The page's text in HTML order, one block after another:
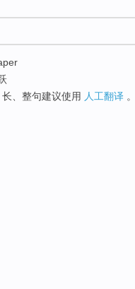
、整句建议使用 人工翻译